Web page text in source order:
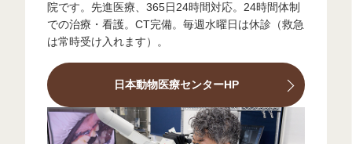
院です。先進医療、365日24時間対応。24時間体制
での治療・看護。CT完備。毎週水曜日は休診（救急
は常時受け入れます）。
日本動物医療センターHP